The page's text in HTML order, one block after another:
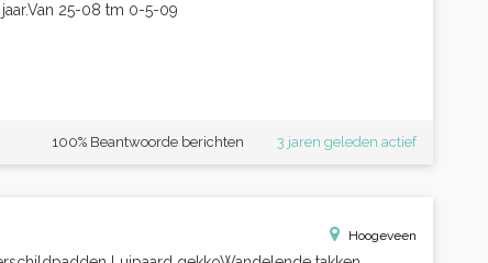
25-08 tm 0-5-09
3 jaren geleden actief
100% Beantwoorde berichten
Hoogeveen